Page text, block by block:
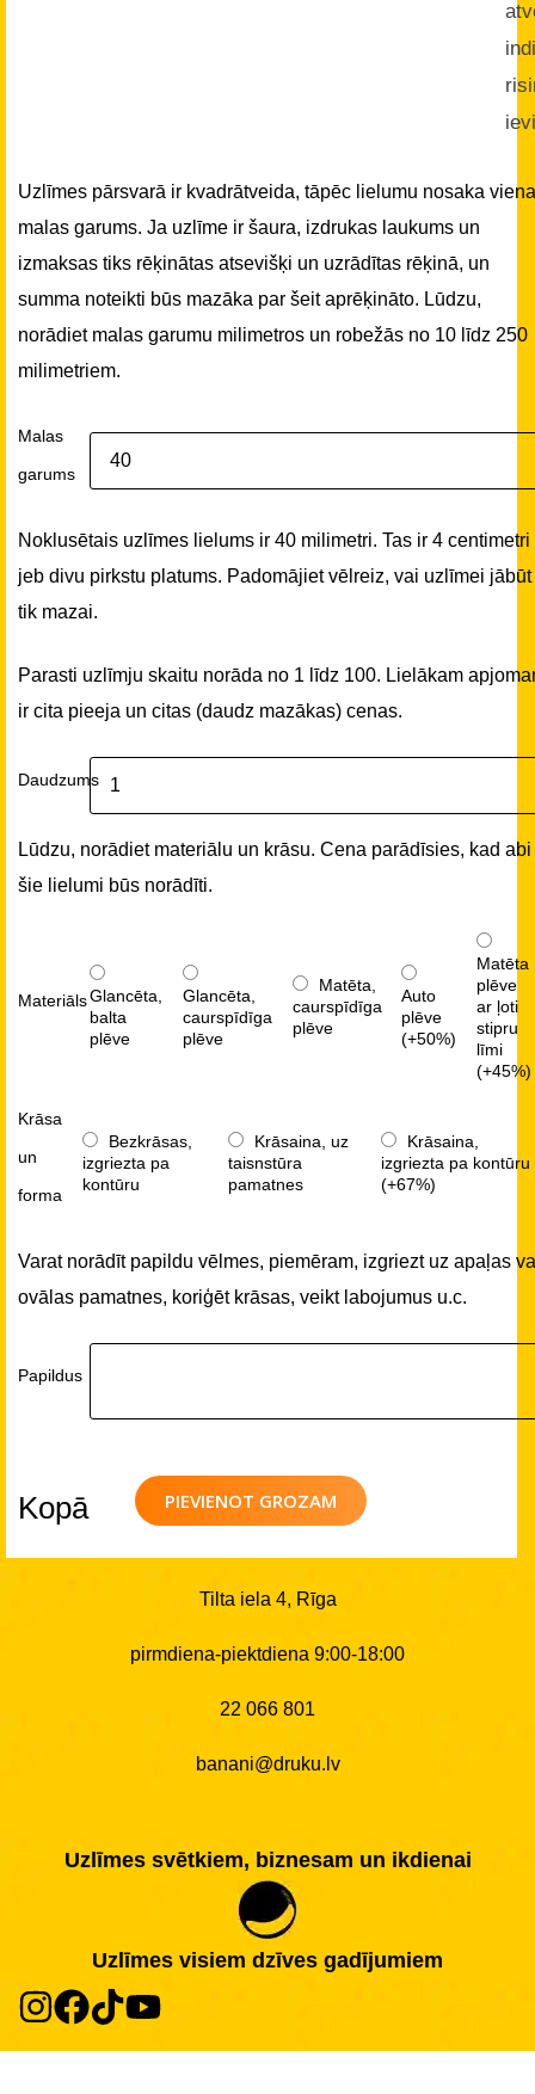
Uzlīmes pārsvarā ir kvadrātveida, tāpēc lielumu nosaka
malas garums. Ja uzlīme ir šaura, izdrukas laukums un
izmaksas tiks rēķinātas atsevišķi un uzrādītas rēķinā, un
summa noteikti būs mazāka par šeit aprēķināto. Lūdzu,
norādiet malas garumu milimetros un robežās no 10 līdz 250
milimetriem.
Malas
garums
Noklusētais uzlīmes lielums ir 40 milimetri. Tas ir 4 centimetri
jeb divu pirkstu platums. Padomājiet vēlreiz, vai uzlīmei jābūt
tik mazai.
Parasti uzlīmju skaitu norāda no 1 līdz 100. Lielākam
ir cita pieeja un citas (daudz mazākas) cenas.
Daudzums
Lūdzu, norādiet materiālu un krāsu. Cena parādīsies, kad abi
šie lielumi būs norādīti.
MateriālsGlancēta,
balta
plēve
Glancēta,
caurspīdīga
plēve
Matēta,
caurspīdīga
plēve
Auto
plēve
(+50%)
Matēta
plēve
ar ļoti
stipru
līmi
(+45%)
Krāsa
un
forma
Bezkrāsas,
izgriezta pa
kontūru
Krāsaina, uz
taisnstūra
pamatnes
Krāsaina,
izgriezta pa kontūru
(+67%)
Varat norādīt papildu vēlmes, piemēram, izgriezt uz apaļas
ovālas pamatnes, koriģēt krāsas, veikt labojumus u.c.
Papildus
PIEVIENOT GROZAM
Kopā
Tilta iela 4, Rīga
pirmdiena-piektdiena 9:00-18:00
22 066 801
banani@druku.lv
Uzlīmes svētkiem, biznesam un ikdienai
Uzlīmes visiem dzīves gadījumiem